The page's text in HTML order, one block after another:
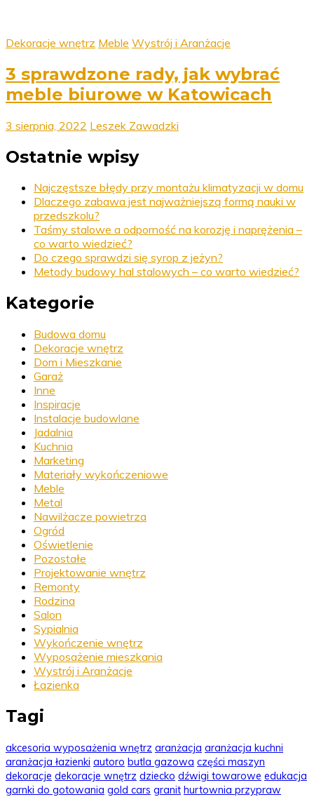
Dekoracje wnętrz Meble Wystrój i Aranżacje
3 sprawdzone rady, jak wybrać
meble biurowe w Katowicach
3 sierpnia, 2022 Leszek Zawadzki
Ostatnie wpisy
Najczęstsze błędy przy montażu klimatyzacji w domu
Dlaczego zabawa jest najważniejszą formą nauki w
przedszkolu?
Taśmy stalowe a odporność na korozję i naprężenia –
co warto wiedzieć?
Do czego sprawdzi się syrop z jeżyn?
Metody budowy hal stalowych – co warto wiedzieć?
Kategorie
Budowa domu
Dekoracje wnętrz
Dom i Mieszkanie
Garaż
Inne
Inspiracje
Instalacje budowlane
Jadalnia
Kuchnia
Marketing
Materiały wykończeniowe
Meble
Metal
Nawilżacze powietrza
Ogród
Oświetlenie
Pozostałe
Projektowanie wnętrz
Remonty
Rodzina
Salon
Sypialnia
Wykończenie wnętrz
Wyposażenie mieszkania
Wystrój i Aranżacje
Łazienka
Tagi
akcesoria wyposażenia wnętrz aranżacja aranżacja kuchni
aranżacja łazienki autoro butla gazowa części maszyn
dekoracje dekoracje wnętrz dziecko dźwigi towarowe edukacja
garnki do gotowania gold cars granit hurtownia przypraw